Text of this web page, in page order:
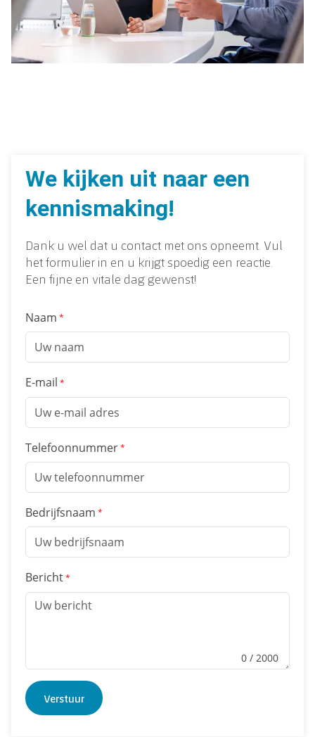
We kijken uit naar een
kennismaking!
Dank u wel dat u contact met ons opneemt. Vul
het formulier in en u krijgt spoedig een reactie.
Een fijne en vitale dag gewenst!
Naam
E-mail
Telefoonnummer
Bedrijfsnaam
Bericht
0 / 2000
Verstuur